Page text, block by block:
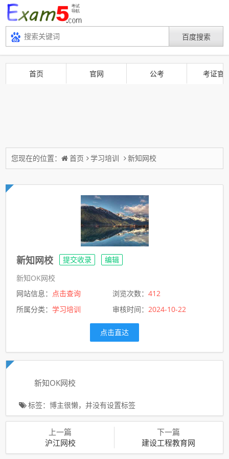
首页 官网 公考 考证官
您现在的位置： 首页 学习培训 新知网校
新知网校 提交收录
编辑
新知OK网校
网站信息： 点击查询 浏览次数：412
所属分类：学习培训 审核时间：2024-10-22
点击直达
新知OK网校
标签：博主很懒，并没有设置标签
上一篇
沪江网校
下一篇
建设工程教育网